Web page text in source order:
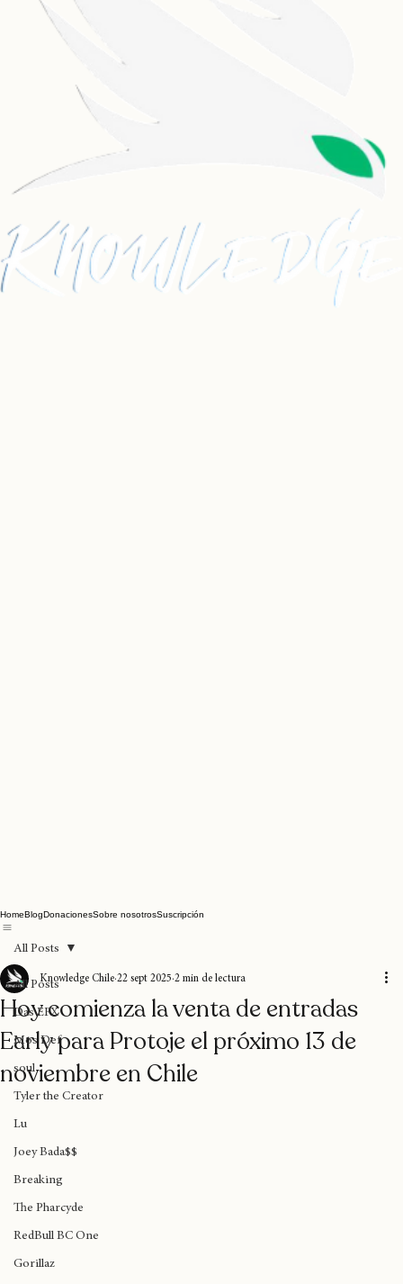
HomeBlog
All Posts
Das EFX
Mos Def
soul
Tyler the Creator
Lu
Joey Bada$$
Breaking
The Pharcyde
RedBull BC One
All Posts
Hoy comienza la venta de entradas
Early para Protoje el próximo 13 de
noviembre en Chile
Knowledge Chile 22 sept 2025 2 min de lectura